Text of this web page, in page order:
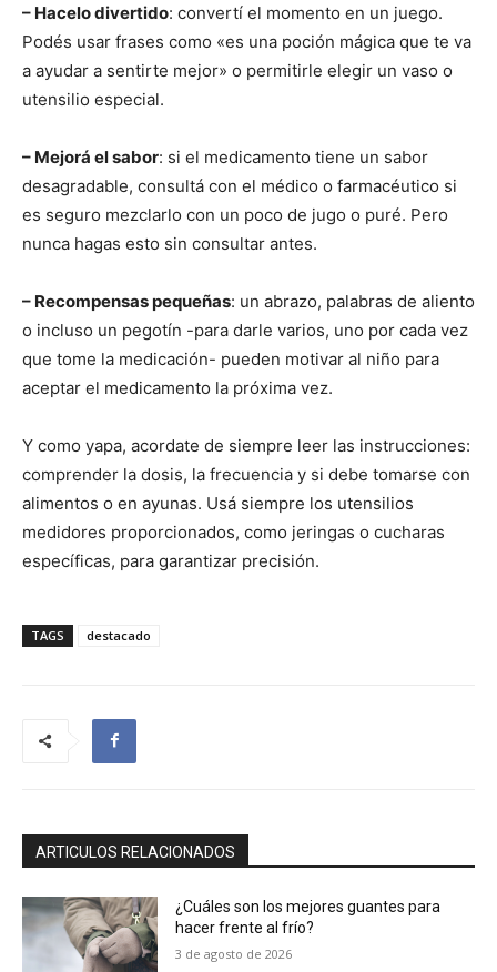
– Hacelo divertido: convertí el momento en un juego.
Podés usar frases como «es una poción mágica que te va
a ayudar a sentirte mejor» o permitirle elegir un vaso o
utensilio especial.
– Mejorá el sabor: si el medicamento tiene un sabor
desagradable, consultá con el médico o farmacéutico si
es seguro mezclarlo con un poco de jugo o puré. Pero
nunca hagas esto sin consultar antes.
– Recompensas pequeñas: un abrazo, palabras de aliento
o incluso un pegotín -para darle varios, uno por cada vez
que tome la medicación- pueden motivar al niño para
aceptar el medicamento la próxima vez.
Y como yapa, acordate de siempre leer las instrucciones:
comprender la dosis, la frecuencia y si debe tomarse con
alimentos o en ayunas. Usá siempre los utensilios
medidores proporcionados, como jeringas o cucharas
específicas, para garantizar precisión.
TAGS destacado
ARTICULOS RELACIONADOS
¿Cuáles son los mejores guantes para
hacer frente al frío?
3 de agosto de 2026